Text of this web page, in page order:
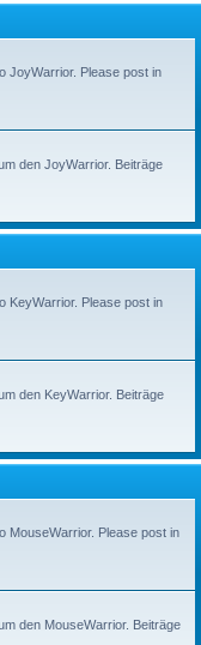
JoyWarrior. Please post in
den JoyWarrior. Beiträge
KeyWarrior. Please post in
den KeyWarrior. Beiträge
MouseWarrior. Please post in
den MouseWarrior. Beiträge